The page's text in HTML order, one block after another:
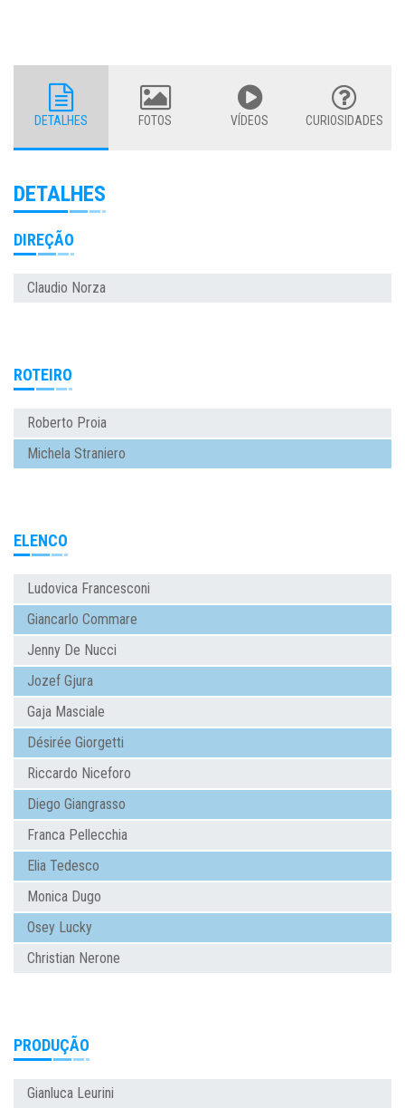
DETALHES FOTOS VÍDEOS CURIOSIDADES
DETALHES
DIREÇÃO
Claudio Norza
ROTEIRO
Roberto Proia
Michela Straniero
ELENCO
Ludovica Francesconi
Giancarlo Commare
Jenny De Nucci
Jozef Gjura
Gaja Masciale
Désirée Giorgetti
Riccardo Niceforo
Diego Giangrasso
Franca Pellecchia
Elia Tedesco
Monica Dugo
Osey Lucky
Christian Nerone
PRODUÇÃO
Gianluca Leurini